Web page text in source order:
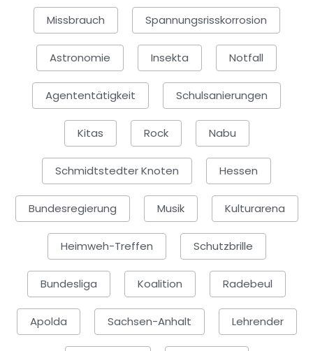
Missbrauch Spannungsrisskorrosion
Astronomie Insekta Notfall
Agententätigkeit Schulsanierungen
Kitas Rock Nabu
Schmidtstedter Knoten Hessen
Bundesregierung Musik Kulturarena
Heimweh-Treffen Schutzbrille
Bundesliga Koalition Radebeul
Apolda Sachsen-Anhalt Lehrender